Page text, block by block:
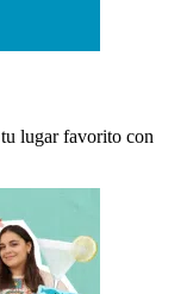
lugar favorito con